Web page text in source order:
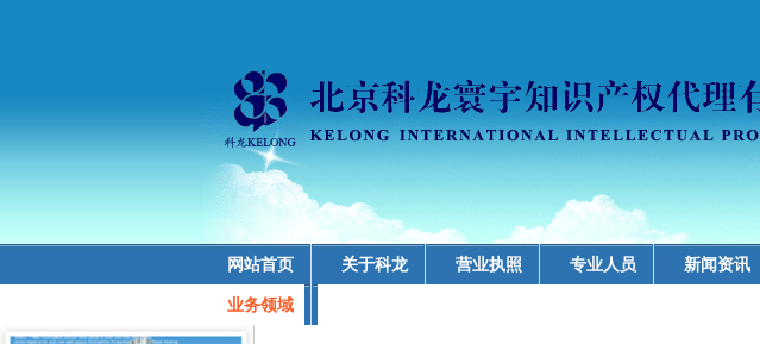
网站首页 关于科龙 营业执照 专业人员 新闻资讯
业务领域